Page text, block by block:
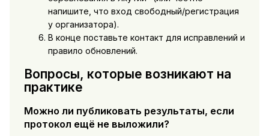
напишите, что вход свободный/регистрация
у организатора).
В конце поставьте контакт для исправлений и
правило обновлений.
Вопросы, которые возникают на
практике
Можно ли публиковать результаты, если
протокол ещё не выложили?